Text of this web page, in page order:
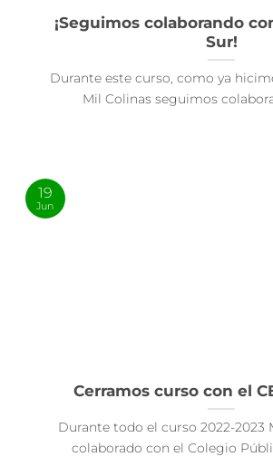
¡Seguimos colaborando
Sur!
Durante este curso, como ya
Mil Colinas seguimos
Cerramos curso con el
Durante todo el curso 2022-2023
colaborado con el Colegio
19
Jun